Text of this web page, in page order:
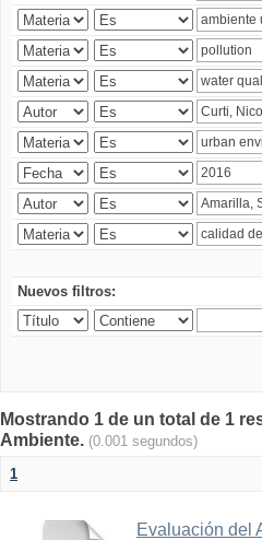
Nuevos filtros:
Mostrando 1 de un total de 1
Ambiente. (0.001 segundos)
1
Evaluación del